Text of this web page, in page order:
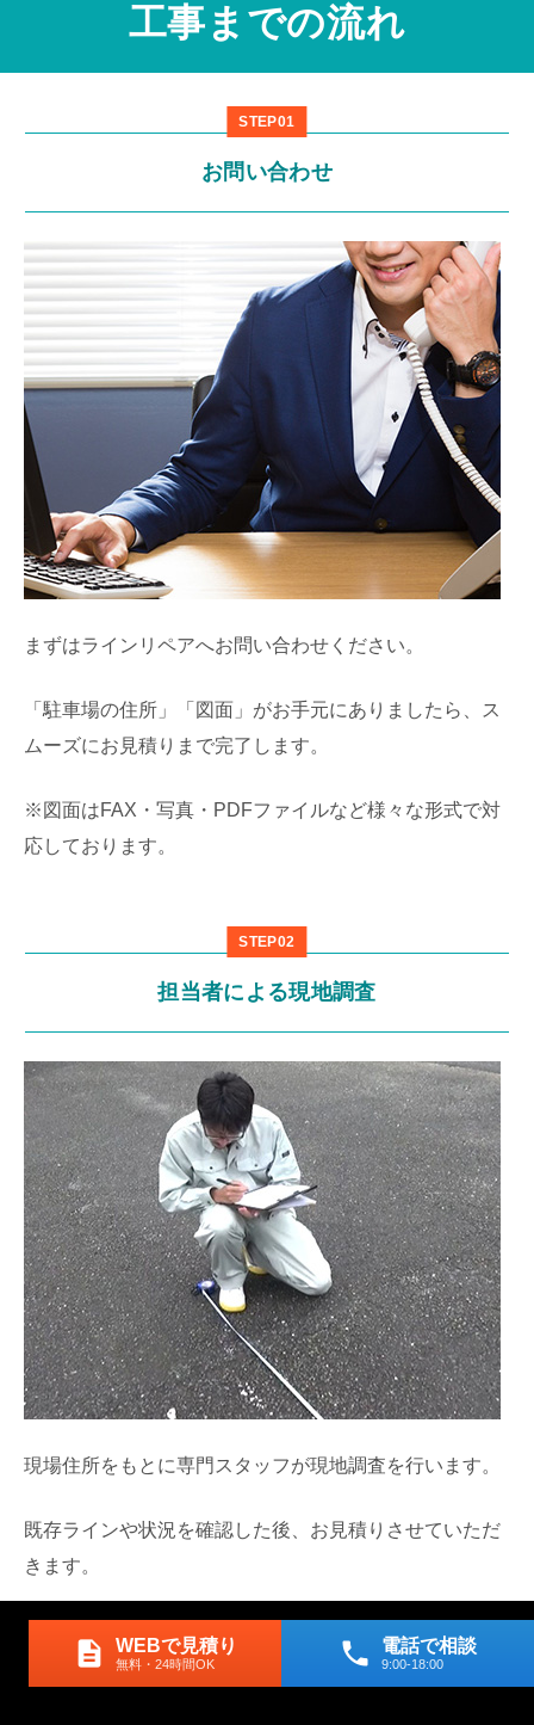
工事までの流れ
STEP01
お問い合わせ
まずはラインリペアへお問い合わせください。
「駐車場の住所」「図面」がお手元にありましたら、ス
ムーズにお見積りまで完了します。
※図面はFAX・写真・PDFファイルなど様々な形式で対
応しております。
STEP02
担当者による現地調査
現場住所をもとに専門スタッフが現地調査を行います。
既存ラインや状況を確認した後、お見積りさせていただ
きます。
description WEBで見積り
無料・24時間OK phone 電話で相談
9:00-18:00